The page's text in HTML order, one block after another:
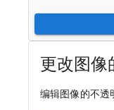
更改图像
编辑图像的不透